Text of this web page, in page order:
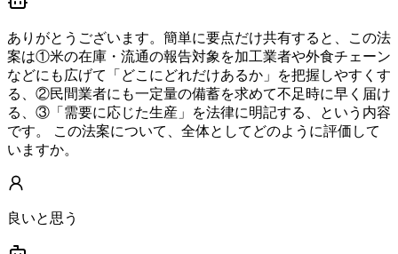
ありがとうございます。簡単に要点だけ共有すると、この法
案は①米の在庫・流通の報告対象を加工業者や外食チェーン
などにも広げて「どこにどれだけあるか」を把握しやすくす
る、②民間業者にも一定量の備蓄を求めて不足時に早く届け
る、③「需要に応じた生産」を法律に明記する、という内容
です。 この法案について、全体としてどのように評価して
いますか。
良いと思う